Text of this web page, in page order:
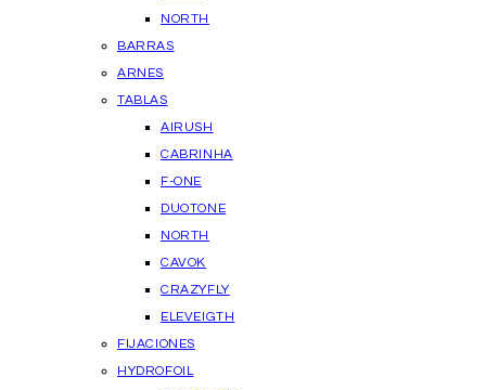
NORTH
BARRAS
ARNES
TABLAS
AIRUSH
CABRINHA
F-ONE
DUOTONE
NORTH
CAVOK
CRAZYFLY
ELEVEIGTH
FIJACIONES
HYDROFOIL